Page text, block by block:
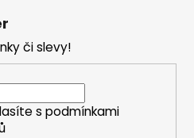
či slevy!
s podmínkami